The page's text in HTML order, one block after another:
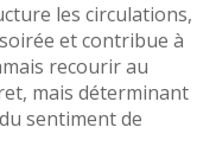
les circulations,
et contribue à
recourir au
mais déterminant
sentiment de